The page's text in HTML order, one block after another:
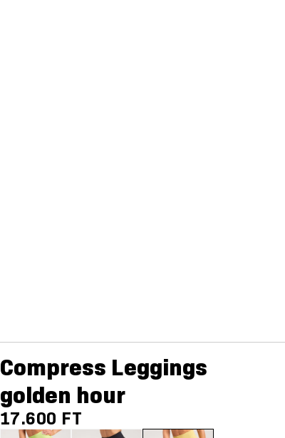
Compress Leggings
golden hour
17.600 FT